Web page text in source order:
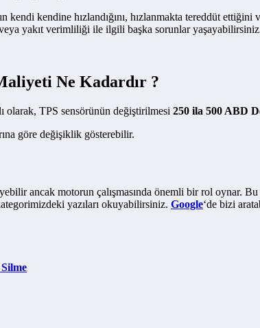
kendi kendine hızlandığını, hızlanmakta tereddüt
veya yakıt verimliliği ile ilgili başka sorunlar
Ne Kadardır ?
olarak, TPS sensörünün değiştirilmesi 250 ila 500 ABD
göre değişiklik gösterebilir.
ancak motorun çalışmasında önemli bir rol oynar.
yazıları okuyabilirsiniz. Google‘de bizi